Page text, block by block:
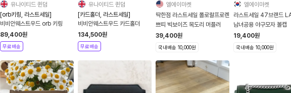
유나이티드 퀸덤
[orb키링, 라스트세일]
비비안웨스트우드 orb 키링
89,400원
무료배송
유나이티드 퀸덤
[카드홀더, 라스트세일]
비비안웨스트우드 카드홀더
134,500원
무료배송
엘에이마켓
딱한점 라스트세일 폴로랄프로렌
쁘띠 빅보이즈 목도리 머플러
39,400원
국내배송 10,000원
엘에이마켓
라스트세일 47브랜드
남녀공용 야구모자 볼캡
19,400원
국내배송 10,000원